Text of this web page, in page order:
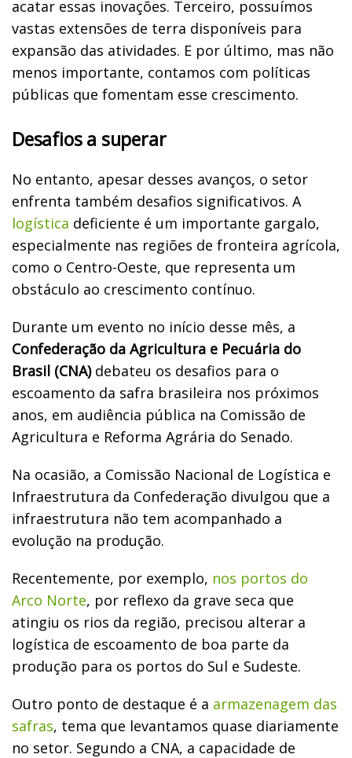
acatar essas inovações. Terceiro, possuímos
vastas extensões de terra disponíveis para
expansão das atividades. E por último, mas não
menos importante, contamos com políticas
públicas que fomentam esse crescimento.
Desafios a superar
No entanto, apesar desses avanços, o setor
enfrenta também desafios significativos. A
logística deficiente é um importante gargalo,
especialmente nas regiões de fronteira agrícola,
como o Centro-Oeste, que representa um
obstáculo ao crescimento contínuo.
Durante um evento no início desse mês, a
Confederação da Agricultura e Pecuária do
Brasil (CNA)debateu os desafios para o
escoamento da safra brasileira nos próximos
anos, em audiência pública na Comissão de
Agricultura e Reforma Agrária do Senado.
Na ocasião, a Comissão Nacional de Logística e
Infraestrutura da Confederação divulgou que a
infraestrutura não tem acompanhado a
evolução na produção.
Recentemente, por exemplo, nos portos do
Arco Norte, por reflexo da grave seca que
atingiu os rios da região, precisou alterar a
logística de escoamento de boa parte da
produção para os portos do Sul e Sudeste.
Outro ponto de destaque é a armazenagem das
safras, tema que levantamos quase diariamente
no setor. Segundo a CNA, a capacidade de